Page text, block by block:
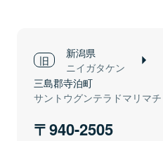
新潟県
ニイガタケン
三島郡寺泊町
サントウグンテラドマリマチ
940-2505